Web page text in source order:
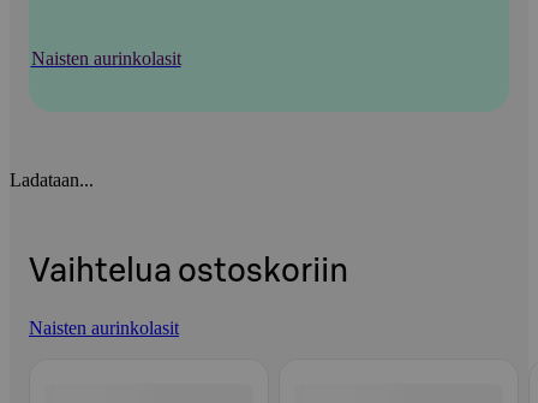
Naisten aurinkolasit
Ladataan...
Vaihtelua ostoskoriin
Naisten aurinkolasit